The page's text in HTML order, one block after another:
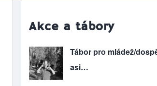
Akce a tábory
Tábor pro mládež/
asi…